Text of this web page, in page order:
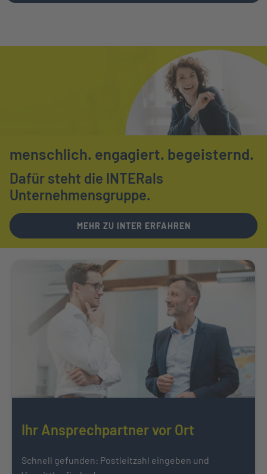
menschlich. engagiert. begeisternd.
Dafür steht die INTERals
Unternehmensgruppe.
MEHR ZU INTER ERFAHREN
Weiter zu Ihr Ansprechpartner vor Ort
Ihr Ansprechpartner vor Ort
Schnell gefunden: Postleitzahl eingeben und